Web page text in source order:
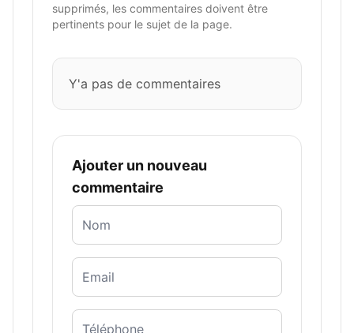
supprimés, les commentaires doivent être
pertinents pour le sujet de la page.
Y'a pas de commentaires
Ajouter un nouveau
commentaire